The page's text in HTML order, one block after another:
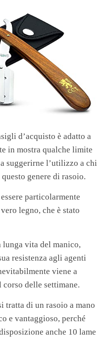
d’acquisto è adatto a
in mostra qualche limite
suggerirne l’utilizzo a chi
genere di rasoio.
particolarmente
legno, che è stato
vita del manico,
resistenza agli agenti
viene a
corso delle settimane.
tratta di un rasoio a mano
e vantaggioso, perché
anche 10 lame